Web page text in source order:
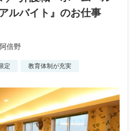
ルバイト』のお仕事
倍野
定 教育体制が充実